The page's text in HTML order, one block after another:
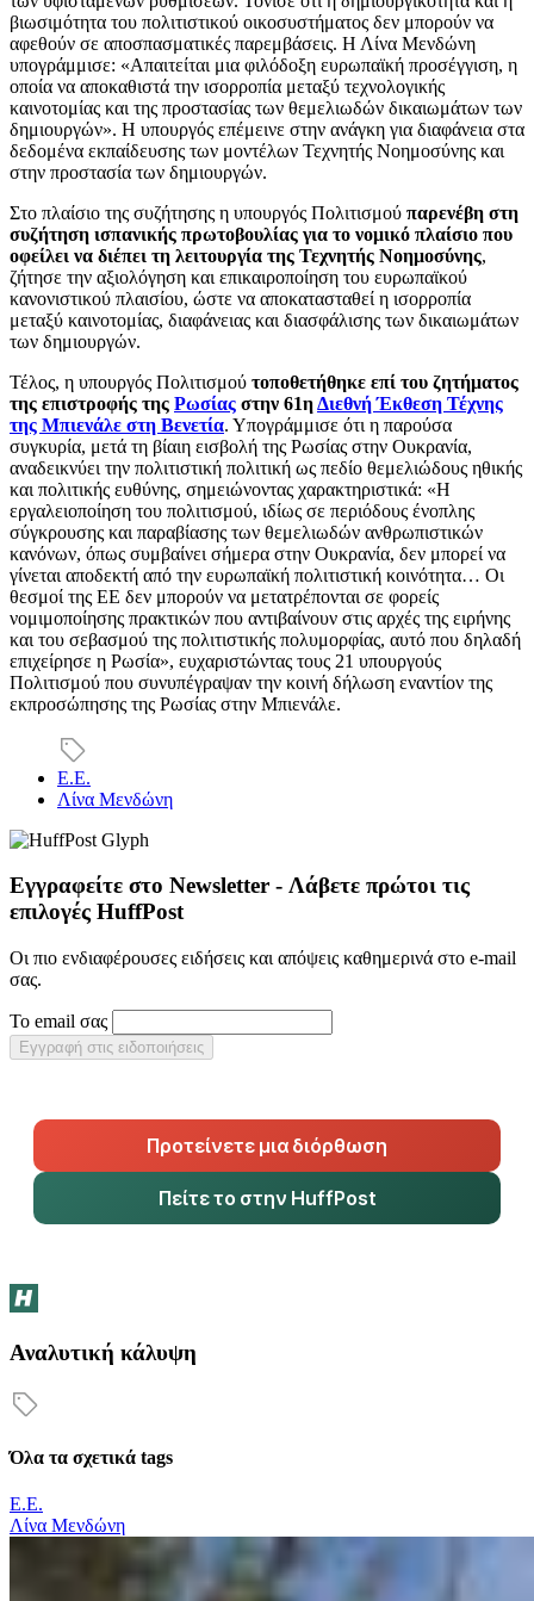
βιωσιμότητα του πολιτιστικού οικοσυστήματος δεν μπορούν να
αφεθούν σε αποσπασματικές παρεμβάσεις. Η Λίνα Μενδώνη
υπογράμμισε: «Απαιτείται μια φιλόδοξη ευρωπαϊκή προσέγγιση, η
οποία να αποκαθιστά την ισορροπία μεταξύ τεχνολογικής
καινοτομίας και της προστασίας των θεμελιωδών δικαιωμάτων των
δημιουργών». Η υπουργός επέμεινε στην ανάγκη για διαφάνεια στα
δεδομένα εκπαίδευσης των μοντέλων Τεχνητής Νοημοσύνης και
στην προστασία των δημιουργών.
Στο πλαίσιο της συζήτησης η υπουργός Πολιτισμού παρενέβη στη
συζήτηση ισπανικής πρωτοβουλίας για το νομικό πλαίσιο που
οφείλει να διέπει τη λειτουργία της Τεχνητής Νοημοσύνης,
ζήτησε την αξιολόγηση και επικαιροποίηση του ευρωπαϊκού
κανονιστικού πλαισίου, ώστε να αποκατασταθεί η ισορροπία
μεταξύ καινοτομίας, διαφάνειας και διασφάλισης των δικαιωμάτων
των δημιουργών.
Τέλος, η υπουργός Πολιτισμού τοποθετήθηκε επί του ζητήματος
της επιστροφής της Ρωσίας στην 61ηΔιεθνή Έκθεση Τέχνης
της Μπιενάλε στη Βενετία. Υπογράμμισε ότι η παρούσα
συγκυρία, μετά τη βίαιη εισβολή της Ρωσίας στην Ουκρανία,
αναδεικνύει την πολιτιστική πολιτική ως πεδίο θεμελιώδους ηθικής
και πολιτικής ευθύνης, σημειώνοντας χαρακτηριστικά: «Η
εργαλειοποίηση του πολιτισμού, ιδίως σε περιόδους ένοπλης
σύγκρουσης και παραβίασης των θεμελιωδών ανθρωπιστικών
κανόνων, όπως συμβαίνει σήμερα στην Ουκρανία, δεν μπορεί να
γίνεται αποδεκτή από την ευρωπαϊκή πολιτιστική κοινότητα… Οι
θεσμοί της ΕΕ δεν μπορούν να μετατρέπονται σε φορείς
νομιμοποίησης πρακτικών που αντιβαίνουν στις αρχές της ειρήνης
και του σεβασμού της πολιτιστικής πολυμορφίας, αυτό που δηλαδή
επιχείρησε η Ρωσία», ευχαριστώντας τους 21 υπουργούς
Πολιτισμού που συνυπέγραψαν την κοινή δήλωση εναντίον της
εκπροσώπησης της Ρωσίας στην Μπιενάλε.
Ε.Ε.
Λίνα Μενδώνη
Εγγραφείτε στο Newsletter - Λάβετε πρώτοι τις
επιλογές HuffPost
Οι πιο ενδιαφέρουσες ειδήσεις και απόψεις καθημερινά στο e-mail
σας.
Το email σας
Εγγραφή στις ειδοποιήσεις
Προτείνετε μια διόρθωση
Πείτε το στην HuffPost
Αναλυτική κάλυψη
Όλα τα σχετικά tags
Ε.Ε.
Λίνα Μενδώνη